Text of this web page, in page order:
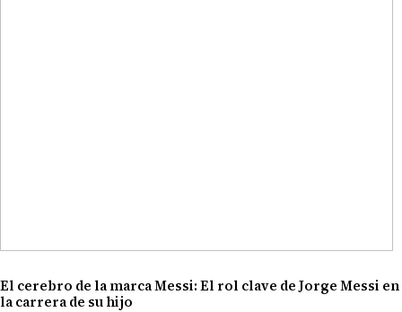
El cerebro de la marca Messi: El rol clave de Jorge Messi en
la carrera de su hijo